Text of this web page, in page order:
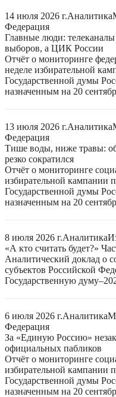
14 июля 2026 г.Аналитика
Федерация
Главные люди:
выборов, а ЦИК России
Отчёт о мониторинге
неделе избирательной
Государственной думы
назначенным на 20
13 июля 2026 г.Аналитика
Федерация
Тише воды, ниже травы:
резко сократился
Отчёт о мониторинге
избирательной кампании
Государственной думы
назначенным на 20
8 июля 2026 г.Аналитика
«А кто считать будет?»
Аналитический доклад о
субъектов Российской
Государственную
6 июля 2026 г.Аналитика
Федерация
За «Единую Россию»
официальных пабликов
Отчёт о мониторинге
избирательной кампании
Государственной думы
назначенным на 20